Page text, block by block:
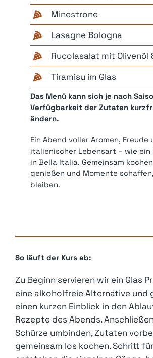
Minestrone
Lasagne Bologna
Rucolasalat mit Olivenöl
Tiramisu im Glas
Das Menü kann sich je nach
Verfügbarkeit der Zutaten
ändern.
Ein Abend voller Aromen, Freude
italienischer Lebensart – wie ein
in Bella Italia. Gemeinsam
genießen und Momente
bleiben.
So läuft der Kurs ab:
Zu Beginn servieren wir ein Glas
eine alkoholfreie Alternative und
einen kurzen Einblick in den
Rezepte des Abends.
Schürze umbinden, Zutaten
gemeinsam los kochen. Schritt